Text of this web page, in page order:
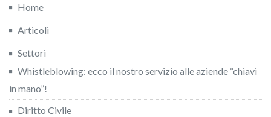
Home
Articoli
Settori
Whistleblowing: ecco il nostro servizio alle aziende “chiavi
in mano”!
Diritto Civile